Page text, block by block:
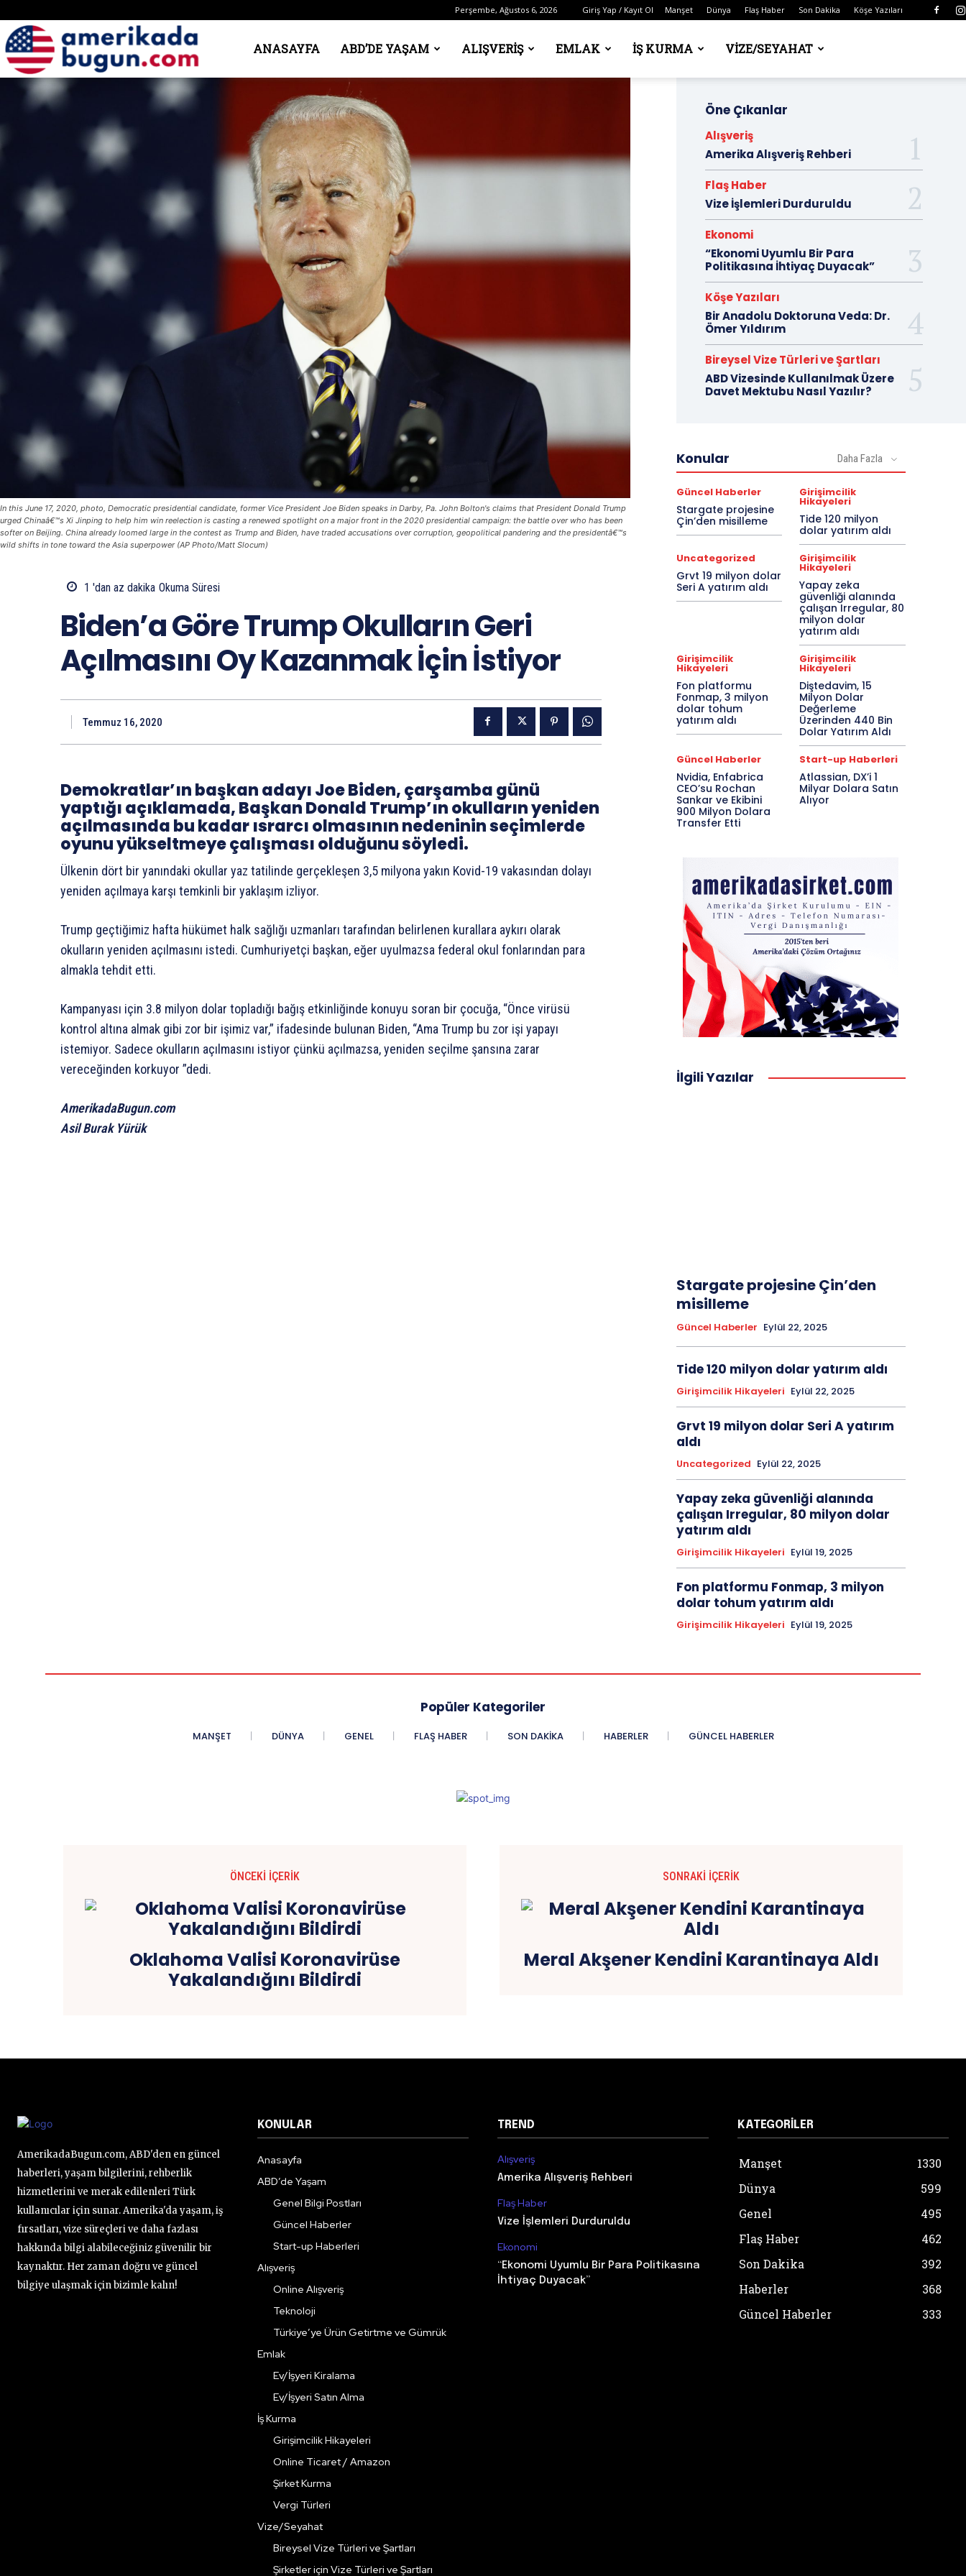
Perşembe, Ağustos 6, 2026 Giriş Yap / Kayıt Ol Manşet Dünya Flaş Haber Son Dakika Köşe Yazıları
Amerika’daANASAYFA ABD’DE YAŞAM ALIŞVERIŞ EMLAK İŞ KURMA VIZE/SEYAHAT
In this June 17, 2020, photo, Democratic presidential candidate, former Vice President Joe Biden speaks in Darby, Pa. John Bolton's claims that President Donald Trump
urged Chinaâ€™s Xi Jinping to help him win reelection is casting a renewed spotlight on a major front in the 2020 presidential campaign: the battle over who has been
softer on Beijing. China already loomed large in the contest as Trump and Biden, have traded accusations over corruption, geopolitical pandering and the presidentâ€™s
wild shifts in tone toward the Asia superpower (AP Photo/Matt Slocum)
1 'dan az dakika Okuma Süresi
Biden’a Göre Trump Okulların Geri
Açılmasını Oy Kazanmak İçin İstiyor
Temmuz 16, 2020
Demokratlar’ın başkan adayı Joe Biden, çarşamba günü
yaptığı açıklamada, Başkan Donald Trump’ın okulların yeniden
açılmasında bu kadar ısrarcı olmasının nedeninin seçimlerde
oyunu yükseltmeye çalışması olduğunu söyledi.
Ülkenin dört bir yanındaki okullar yaz tatilinde gerçekleşen 3,5 milyona yakın Kovid-19 vakasından dolayı
yeniden açılmaya karşı temkinli bir yaklaşım izliyor.
Trump geçtiğimiz hafta hükümet halk sağlığı uzmanları tarafından belirlenen kurallara aykırı olarak
okulların yeniden açılmasını istedi. Cumhuriyetçi başkan, eğer uyulmazsa federal okul fonlarından para
almakla tehdit etti.
Kampanyası için 3.8 milyon dolar topladığı bağış etkinliğinde konuyu soran bir çocuğa, “Önce virüsü
kontrol altına almak gibi zor bir işimiz var,” ifadesinde bulunan Biden, “Ama Trump bu zor işi yapayı
istemiyor. Sadece okulların açılmasını istiyor çünkü açılmazsa, yeniden seçilme şansına zarar
vereceğinden korkuyor ”dedi.
AmerikadaBugun.com
Asil Burak Yürük
Öne Çıkanlar
Alışveriş
Amerika Alışveriş Rehberi
Flaş Haber
Vize İşlemleri Durduruldu
Ekonomi
“Ekonomi Uyumlu Bir Para
Politikasına İhtiyaç Duyacak”
Köşe Yazıları
Bir Anadolu Doktoruna Veda: Dr.
Ömer Yıldırım
Bireysel Vize Türleri ve Şartları
ABD Vizesinde Kullanılmak Üzere
Davet Mektubu Nasıl Yazılır?
Konular Daha Fazla
Güncel Haberler
Stargate projesine
Çin’den misilleme
Girişimcilik
Hikayeleri
Tide 120 milyon
dolar yatırım aldı
Uncategorized
Grvt 19 milyon dolar
Seri A yatırım aldı
Girişimcilik
Hikayeleri
Yapay zeka
güvenliği alanında
çalışan Irregular, 80
milyon dolar
yatırım aldı
Girişimcilik
Hikayeleri
Fon platformu
Fonmap, 3 milyon
dolar tohum
yatırım aldı
Girişimcilik
Hikayeleri
Diştedavim, 15
Milyon Dolar
Değerleme
Üzerinden 440 Bin
Dolar Yatırım Aldı
Güncel Haberler
Nvidia, Enfabrica
CEO’su Rochan
Sankar ve Ekibini
900 Milyon Dolara
Transfer Etti
Start-up Haberleri
Atlassian, DX’i 1
Milyar Dolara Satın
Alıyor
İlgili Yazılar
Stargate projesine Çin’den
misilleme
Güncel Haberler Eylül 22, 2025
Tide 120 milyon dolar yatırım aldı
Girişimcilik Hikayeleri Eylül 22, 2025
Grvt 19 milyon dolar Seri A yatırım
aldı
Uncategorized Eylül 22, 2025
Yapay zeka güvenliği alanında
çalışan Irregular, 80 milyon dolar
yatırım aldı
Girişimcilik Hikayeleri Eylül 19, 2025
Fon platformu Fonmap, 3 milyon
dolar tohum yatırım aldı
Girişimcilik Hikayeleri Eylül 19, 2025
Popüler Kategoriler
MANŞET DÜNYA GENEL FLAŞ HABER SON DAKIKA HABERLER GÜNCEL HABERLER
ÖNCEKI İÇERIK
Oklahoma Valisi Koronavirüse
Yakalandığını Bildirdi
SONRAKI İÇERIK
Meral Akşener Kendini Karantinaya Aldı
AmerikadaBugun.com, ABD'den en güncel
haberleri, yaşam bilgilerini, rehberlik
hizmetlerini ve merak edilenleri Türk
kullanıcılar için sunar. Amerika'da yaşam, iş
fırsatları, vize süreçleri ve daha fazlası
hakkında bilgi alabileceğiniz güvenilir bir
kaynaktır. Her zaman doğru ve güncel
bilgiye ulaşmak için bizimle kalın!
KONULAR
Anasayfa
ABD’de Yaşam
Genel Bilgi Postları
Güncel Haberler
Start-up Haberleri
Alışveriş
Online Alışveriş
Teknoloji
Türkiye’ye Ürün Getirtme ve Gümrük
Emlak
Ev/İşyeri Kiralama
Ev/İşyeri Satın Alma
İş Kurma
Girişimcilik Hikayeleri
Online Ticaret / Amazon
Şirket Kurma
Vergi Türleri
Vize/Seyahat
Bireysel Vize Türleri ve Şartları
Şirketler için Vize Türleri ve Şartları
TREND
Alışveriş
Amerika Alışveriş Rehberi
Flaş Haber
Vize İşlemleri Durduruldu
Ekonomi
“Ekonomi Uyumlu Bir Para Politikasına
İhtiyaç Duyacak”
KATEGORILER
Manşet
1330
Dünya
599
Genel
495
Flaş Haber
462
Son Dakika
392
Haberler
368
Güncel Haberler
333